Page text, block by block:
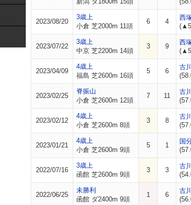
2023/08/20
3歳上
小倉 芝2000m 11頭
6 4
西
2023/07/22
3歳上
中京 芝2200m 14頭
3 9
西
2023/04/09
4歳上
福島 芝2600m 16頭
5 6
古
2023/02/25
脊振山
小倉 芝2600m 12頭
7 11
古
2023/02/12
4歳上
小倉 芝2600m 8頭
3 8
古
2023/01/21
4歳上
小倉 芝2600m 9頭
5 1
国
2022/07/16
3歳上
函館 芝2600m 9頭
3 3
古
2022/06/25
未勝利
函館 ダ2400m 9頭
1 6
古